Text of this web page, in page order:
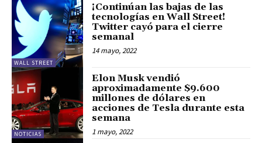
WALL STREET
¡Continúan las bajas de las
tecnologías en Wall Street!
Twitter cayó para el cierre
semanal
14 mayo, 2022
NOTICIAS
Elon Musk vendió
aproximadamente $9.600
millones de dólares en
acciones de Tesla durante esta
semana
1 mayo, 2022